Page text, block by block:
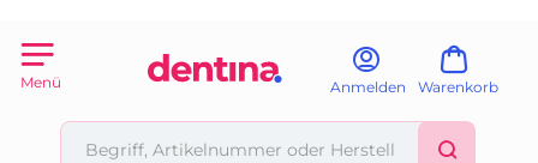
Menü Anmelden Warenkorb